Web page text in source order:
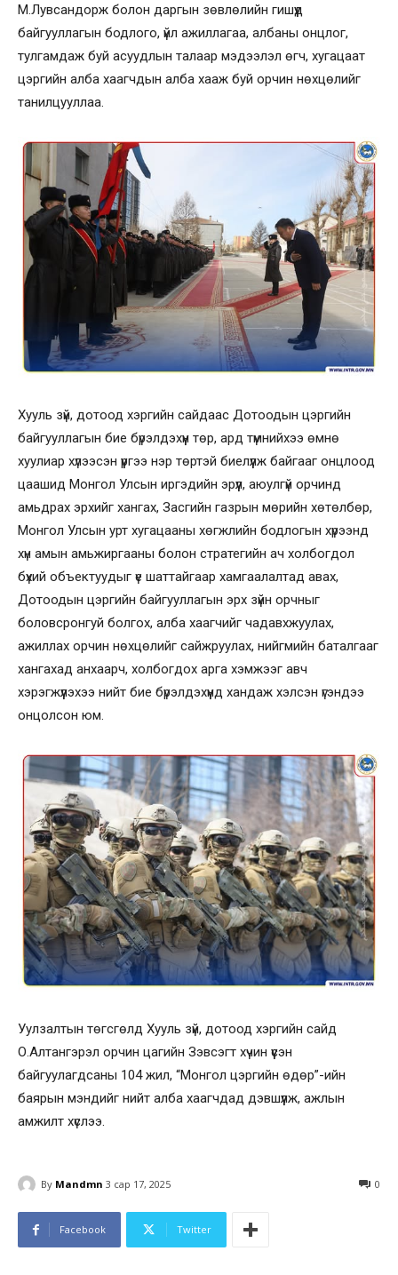
М.Лувсандорж болон даргын зөвлөлийн гишүүд
байгууллагын бодлого, үйл ажиллагаа, албаны онцлог,
тулгамдаж буй асуудлын талаар мэдээлэл өгч, хугацаат
цэргийн алба хаагчдын алба хааж буй орчин нөхцөлийг
танилцууллаа.
Хууль зүй, дотоод хэргийн сайдаас Дотоодын цэргийн
байгууллагын бие бүрэлдэхүүн төр, ард түмнийхээ өмнө
хуулиар хүлээсэн үүргээ нэр төртэй биелүүлж байгааг онцлоод
цаашид Монгол Улсын иргэдийн эрүүл, аюулгүй орчинд
амьдрах эрхийг хангах, Засгийн газрын мөрийн хөтөлбөр,
Монгол Улсын урт хугацааны хөгжлийн бодлогын хүрээнд
хүн амын амьжиргааны болон стратегийн ач холбогдол
бүхий объектуудыг үе шаттайгаар хамгаалалтад авах,
Дотоодын цэргийн байгууллагын эрх зүйн орчныг
боловсронгуй болгох, алба хаагчийг чадавхжуулах,
ажиллах орчин нөхцөлийг сайжруулах, нийгмийн баталгааг
хангахад анхаарч, холбогдох арга хэмжээг авч
хэрэгжүүлэхээ нийт бие бүрэлдэхүүнд хандаж хэлсэн үгэндээ
онцолсон юм.
Уулзалтын төгсгөлд Хууль зүй, дотоод хэргийн сайд
О.Алтангэрэл орчин цагийн Зэвсэгт хүчин үүсэн
байгуулагдсаны 104 жил, “Монгол цэргийн өдөр”-ийн
баярын мэндийг нийт алба хаагчдад дэвшүүлж, ажлын
амжилт хүслээ.
By Mandmn 3 сар 17, 2025 0
Facebook Twitter